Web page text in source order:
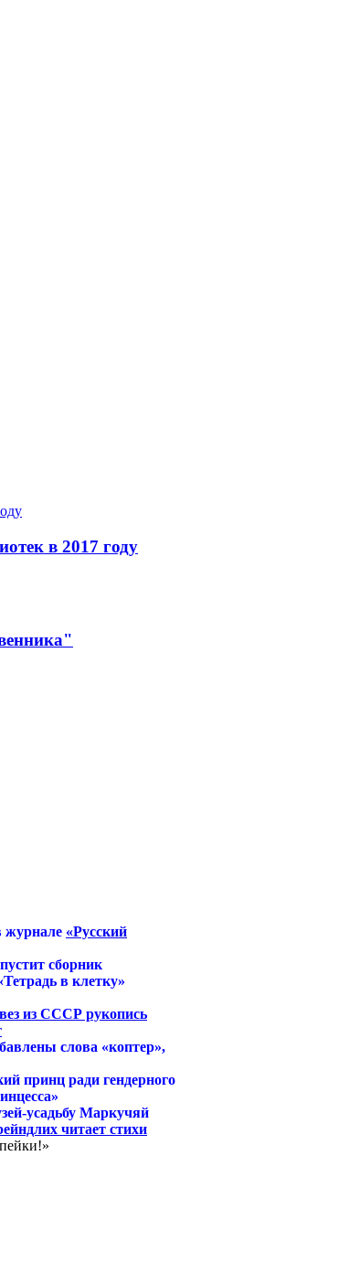
в 2017 году
журнале «Русский
сборник
в клетку»
из СССР рукопись
слова «коптер»,
принц ради гендерного
усадьбу Маркучяй
читает стихи